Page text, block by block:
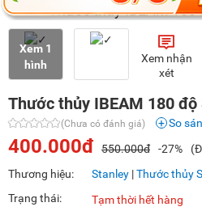
Xem 1
hình
Xem nhận
xét
Thước thủy IBEAM 180
(Chưa có đánh giá) So
400.000đ 550.000đ -27%
Thương hiệu:
Stanley |Thước thủy
Trạng thái:
Tạm thời hết hàng